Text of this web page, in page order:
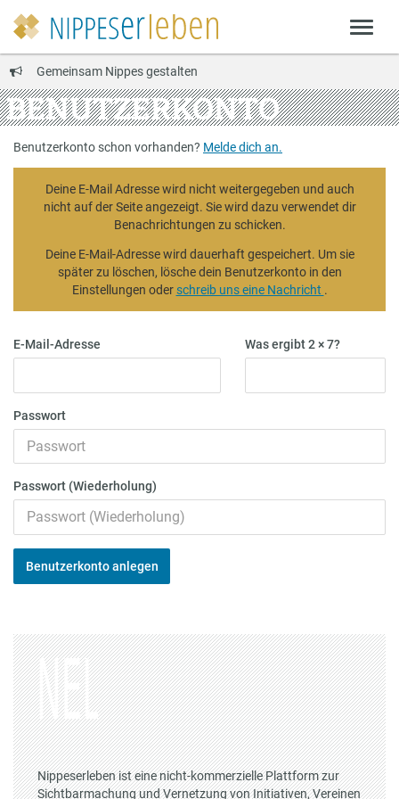
Gemeinsam Nippes gestalten
BENUTZERKONTO
Benutzerkonto schon vorhanden? Melde dich an.
Deine E-Mail Adresse wird nicht weitergegeben und auch
nicht auf der Seite angezeigt. Sie wird dazu verwendet dir
Benachrichtungen zu schicken.
Deine E-Mail-Adresse wird dauerhaft gespeichert. Um sie
später zu löschen, lösche dein Benutzerkonto in den
Einstellungen oderschreib uns eine Nachricht .
E-Mail-Adresse Was ergibt 2 × 7?
Passwort
Passwort (Wiederholung)
Benutzerkonto anlegen
Nippeserleben ist eine nicht-kommerzielle Plattform zur
Sichtbarmachung und Vernetzung von Initiativen, Vereinen